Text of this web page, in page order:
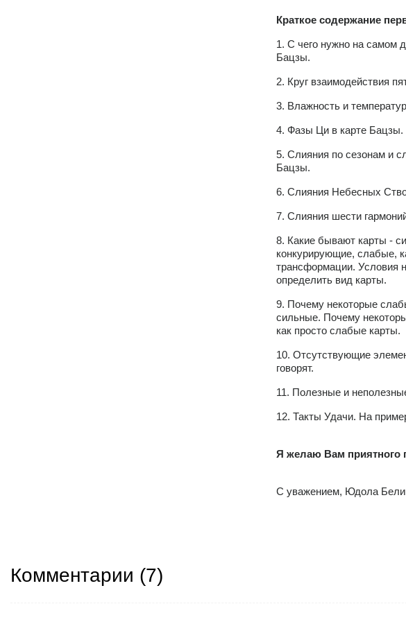
Краткое содержание
1. С чего нужно на самом
Бацзы.
2. Круг взаимодействия
3. Влажность и
4. Фазы Ци в карте Бацзы.
5. Слияния по сезонам и
Бацзы.
6. Слияния Небесных
7. Слияния шести
8. Какие бывают карты -
конкурирующие, слабые,
трансформации. Условия
определить вид карты.
9. Почему некоторые
сильные. Почему
как просто слабые карты.
10. Отсутствующие
говорят.
11. Полезные и
12. Такты Удачи. На
Я желаю Вам приятного
С уважением, Юдола
Комментарии (7)